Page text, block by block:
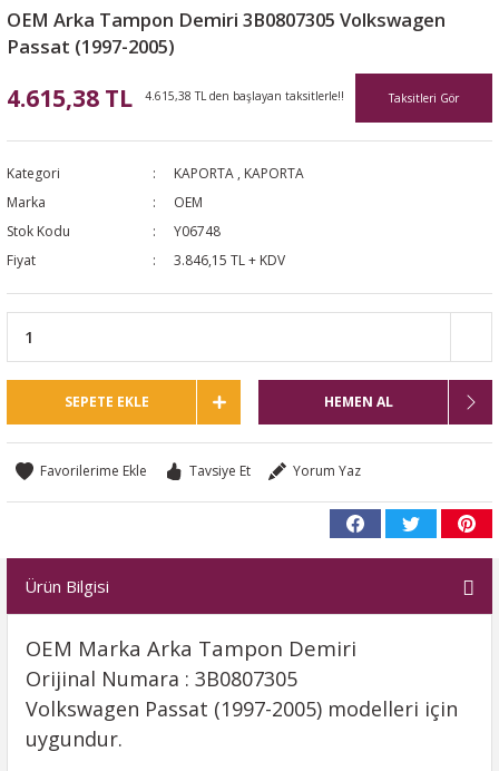
OEM Arka Tampon Demiri 3B0807305 Volkswagen
Passat (1997-2005)
4.615,38 TL 4.615,38 TL den başlayan taksitlerle!! Taksitleri Gör
Kategori KAPORTA , KAPORTA
Marka
OEM
Stok Kodu
Y06748
Fiyat
3.846,15 TL + KDV
SEPETE EKLE HEMEN AL
Tavsiye Et Yorum Yaz
Ürün Bilgisi
OEM Marka Arka Tampon Demiri
Orijinal Numara : 3B0807305
Volkswagen Passat (1997-2005) modelleri için
uygundur.